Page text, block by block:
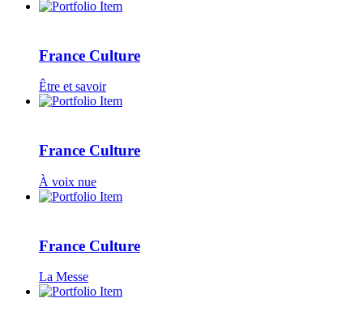
France Culture
Être et savoir
France Culture
À voix nue
France Culture
La Messe